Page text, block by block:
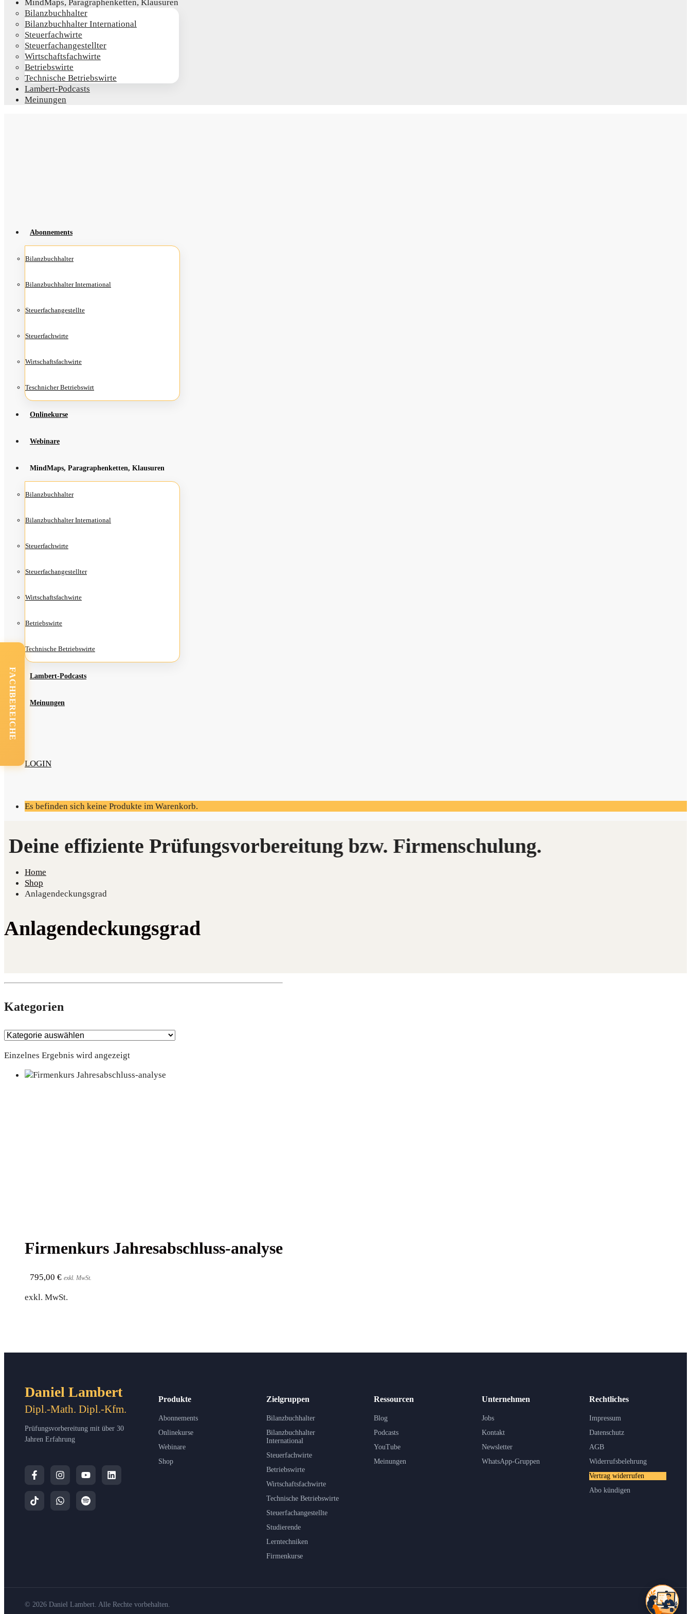
Mind­Maps, Para­gra­phen­ket­ten, Klausuren
Bilanz­buch­hal­ter
Bilanz­buch­hal­ter International
Steu­er­fach­wir­te
Steu­er­fach­an­ge­stell­ter
Wirt­schafts­fach­wir­te
Betriebs­wir­te
Tech­ni­sche Betriebswirte
Lam­­bert-Pod­­casts
Mei­nun­gen
Abon­ne­ments
Bilanz­buch­hal­ter
Bilanz­buch­hal­ter International
Steu­er­fach­an­ge­stell­te
Steu­er­fach­wir­te
Wirt­schafts­fach­wir­te
Teschni­cher Betriebswirt
Online­kur­se
Web­i­na­re
Mind­Maps, Para­gra­phen­ket­ten, Klausuren
Bilanz­buch­hal­ter
Bilanz­buch­hal­ter International
Steu­er­fach­wir­te
Steu­er­fach­an­ge­stell­ter
Wirt­schafts­fach­wir­te
Betriebs­wir­te
Tech­ni­sche Betriebswirte
Lam­­bert-Pod­­casts
Mei­nun­gen
LOGIN
Es befinden sich keine Produkte im Warenkorb.
Home
Shop
Anlagendeckungsgrad
Anlagendeckungsgrad
Kate­go­rien
Einzelnes Ergebnis wird angezeigt
Fir­men­kurs Jahresabschluss-analyse
795,00 € exkl. MwSt.
exkl. MwSt.
Daniel Lambert
Dipl.-Math. Dipl.-Kfm.
Prüfungsvorbereitung mit über 30
Jahren Erfahrung
Produkte
Abonnements
Onlinekurse
Webinare
Shop
Zielgruppen
Bilanzbuchhalter
Bilanzbuchhalter
International
Steuerfachwirte
Betriebswirte
Wirtschaftsfachwirte
Technische Betriebswirte
Steuerfachangestellte
Studierende
Lerntechniken
Firmenkurse
Ressourcen
Blog
Podcasts
YouTube
Meinungen
Unternehmen
Jobs
Kontakt
Newsletter
WhatsApp-Gruppen
Rechtliches
Impressum
Datenschutz
AGB
Widerrufsbelehrung
Vertrag widerrufen
Abo kündigen
© 2026 Daniel Lambert. Alle Rechte vorbehalten.
FACHBEREICHE